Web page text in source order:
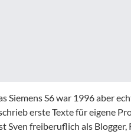
Siemens S6 war 1996 aber
erste Texte für eigene
Sven freiberuflich als